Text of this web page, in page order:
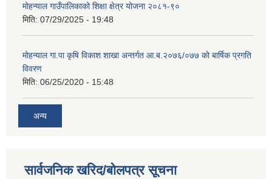
मोहन्याल गाउँपालिकाको शिक्षा क्षेत्र योजना २०८१-९०
मिति: 07/29/2025 - 19:48
मोहन्याल गा.पा कृषि विकाश शाखा अन्तर्गत आ.ब.२०७६/०७७ को बार्षिक प्रगति
विवरण
मिति: 06/25/2020 - 15:48
अन्य
सार्वजनिक खरिद/बोलपत्र सूचना